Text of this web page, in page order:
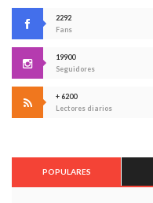
2292
Fans
19900
Seguidores
+ 6200
Lectores diarios
POPULARES